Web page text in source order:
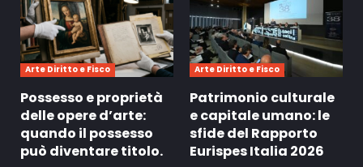
Arte Diritto e Fisco
Possesso e proprietà
delle opere d’arte:
quando il possesso
può diventare titolo.
Arte Diritto e Fisco
Patrimonio culturale
e capitale umano: le
sfide del Rapporto
Eurispes Italia 2026